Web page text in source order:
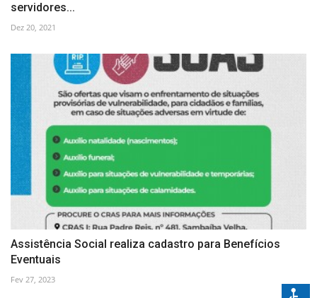
servidores...
Dez 20, 2021
Assistência Social realiza cadastro para Benefícios
Eventuais
Fev 27, 2023